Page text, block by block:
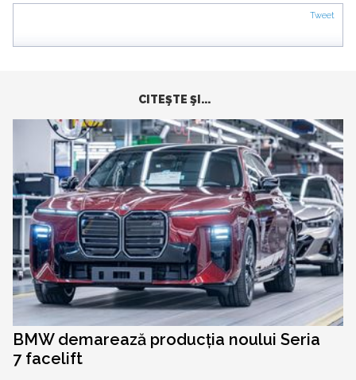
Tweet
CITEŞTE ŞI...
BMW demarează producția noului Seria
7 facelift